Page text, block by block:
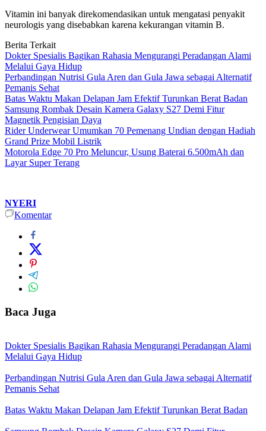
Vitamin ini banyak direkomendasikan untuk mengatasi penyakit
neurologis yang disebabkan karena kekurangan vitamin B.
Berita Terkait
Dokter Spesialis Bagikan Rahasia Mengurangi Peradangan Alami
Melalui Gaya Hidup
Perbandingan Nutrisi Gula Aren dan Gula Jawa sebagai Alternatif
Pemanis Sehat
Batas Waktu Makan Delapan Jam Efektif Turunkan Berat Badan
Samsung Rombak Desain Kamera Galaxy S27 Demi Fitur
Magnetik Pengisian Daya
Rider Underwear Umumkan 70 Pemenang Undian dengan Hadiah
Grand Prize Mobil Listrik
Motorola Edge 70 Pro Meluncur, Usung Baterai 6.500mAh dan
Layar Super Terang
NYERI
Komentar
Baca Juga
Dokter Spesialis Bagikan Rahasia Mengurangi Peradangan Alami
Melalui Gaya Hidup
Perbandingan Nutrisi Gula Aren dan Gula Jawa sebagai Alternatif
Pemanis Sehat
Batas Waktu Makan Delapan Jam Efektif Turunkan Berat Badan